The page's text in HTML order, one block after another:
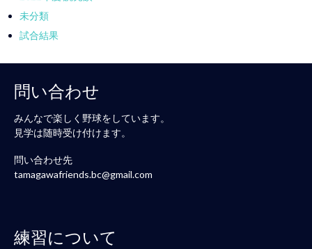
未分類
試合結果
問い合わせ
みんなで楽しく野球をしています。
見学は随時受け付けます。
問い合わせ先
tamagawafriends.bc@gmail.com
練習について